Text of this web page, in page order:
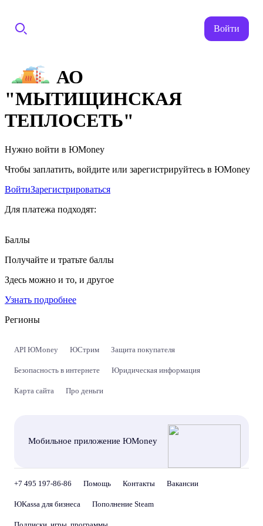
Войти
АО
"МЫТИЩИНСКАЯ
ТЕПЛОСЕТЬ"
Нужно войти в ЮMoney
Чтобы заплатить, войдите или зарегистрируйтесь в ЮMoney
ВойтиЗарегистрироваться
Для платежа подходят:
Баллы
Получайте и тратьте баллы
Здесь можно и то, и другое
Узнать подробнее
Регионы
API ЮMoney ЮСтрим Защита покупателя
Безопасность в интернете Юридическая информация
Карта сайта Про деньги
Мобильное приложение ЮMoney
+7 495 197-86-86 Помощь Контакты Вакансии
ЮKassa для бизнеса Пополнение Steam